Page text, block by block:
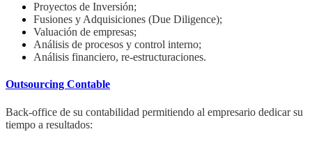
Proyectos de Inversión;
Fusiones y Adquisiciones (Due Diligence);
Valuación de empresas;
Análisis de procesos y control interno;
Análisis financiero, re-estructuraciones.
Outsourcing Contable
Back-office de su contabilidad permitiendo al empresario dedicar su
tiempo a resultados: